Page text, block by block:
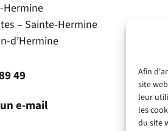
Afin
site
leur
les
du site
Hermine
– Sainte-Hermine
d’Hermine
49
e-mail